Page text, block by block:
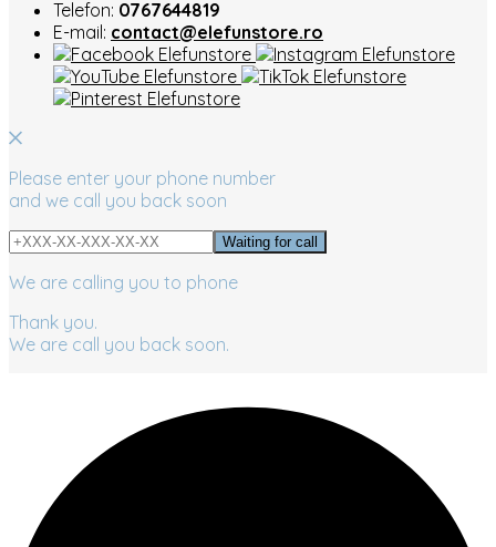
Telefon: 0767644819
E-mail: contact@elefunstore.ro
Please enter your phone number
and we call you back soon
We are calling you to phone
Thank you.
We are call you back soon.